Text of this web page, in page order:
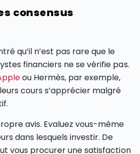
consensus
qu’il n’est pas rare que le
financiers ne se vérifie pas.
ou Hermès, par exemple,
cours s’apprécier malgré
avis. Evaluez vous-même
dans lesquels investir. De
vous procurer une satisfaction